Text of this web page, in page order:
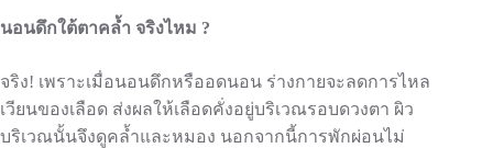
นอนดึกใต้ตาคล้ำ จริงไหม ?
จริง! เพราะเมื่อนอนดึกหรืออดนอน ร่างกายจะลดการไหล
เวียนของเลือด ส่งผลให้เลือดคั่งอยู่บริเวณรอบดวงตา ผิว
บริเวณนั้นจึงดูคล้ำและหมอง นอกจากนี้การพักผ่อนไม่